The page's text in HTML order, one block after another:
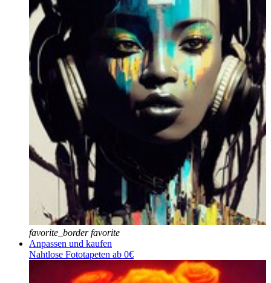
favorite_border favorite
Anpassen und kaufen
Nahtlose Fototapeten ab 0€